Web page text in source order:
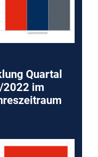
Quartal
2022 im